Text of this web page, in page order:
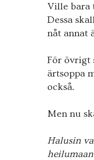
Ville bara
Dessa
nåt annat
För övrigt
ärtsoppa
också.
Men nu
Halusin